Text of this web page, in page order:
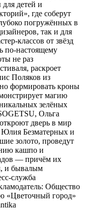
детей и
где соберут
погружённых в
так и для
классов от звёзд
по-настоящему
не раз
раскроет
Поляков из
формировать кроны
магию
зелёных
Ольга
дверь в мир
Юлия Безматерных и
золото, проведут
кашпо и
— причём их
и бывалым
служба
Общество
«Цветочный город»